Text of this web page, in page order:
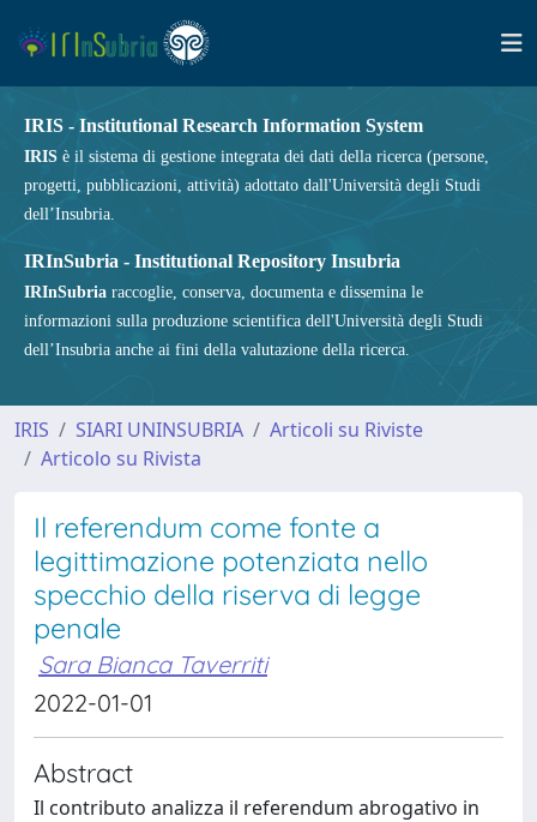
IRIS - Institutional Research Information System
IRIS è il sistema di gestione integrata dei dati della ricerca (persone,
progetti, pubblicazioni, attività) adottato dall'Università degli Studi
dell’Insubria.
IRInSubria - Institutional Repository Insubria
IRInSubria raccoglie, conserva, documenta e dissemina le
informazioni sulla produzione scientifica dell'Università degli Studi
dell’Insubria anche ai fini della valutazione della ricerca.
IRIS SIARI UNINSUBRIA
Articoli su Riviste
Articolo su Rivista
Il referendum come fonte a
legittimazione potenziata nello
specchio della riserva di legge
penale
Sara Bianca Taverriti
2022-01-01
Abstract
Il contributo analizza il referendum abrogativo in